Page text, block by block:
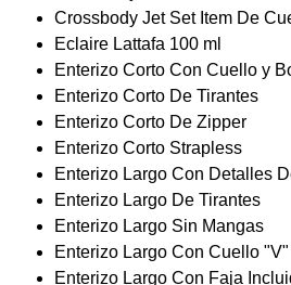
Crossbody Jet Set Item De
Eclaire Lattafa 100 ml
Enterizo Corto Con Cuello y
Enterizo Corto De Tirantes
Enterizo Corto De Zipper
Enterizo Corto Strapless
Enterizo Largo Con Detalles
Enterizo Largo De Tirantes
Enterizo Largo Sin Mangas
Enterizo Largo Con Cuello "V"
Enterizo Largo Con Faja